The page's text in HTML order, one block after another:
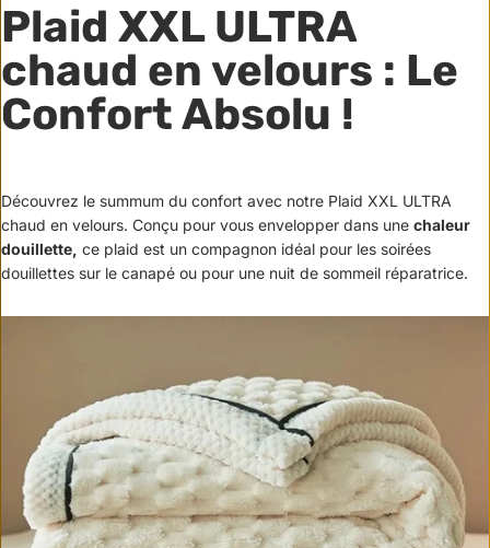
Plaid XXL ULTRA
chaud en velours : Le
Confort Absolu !
Découvrez le summum du confort avec notre Plaid XXL ULTRA
chaud en velours. Conçu pour vous envelopper dans une chaleur
douillette, ce plaid est un compagnon idéal pour les soirées
douillettes sur le canapé ou pour une nuit de sommeil réparatrice.